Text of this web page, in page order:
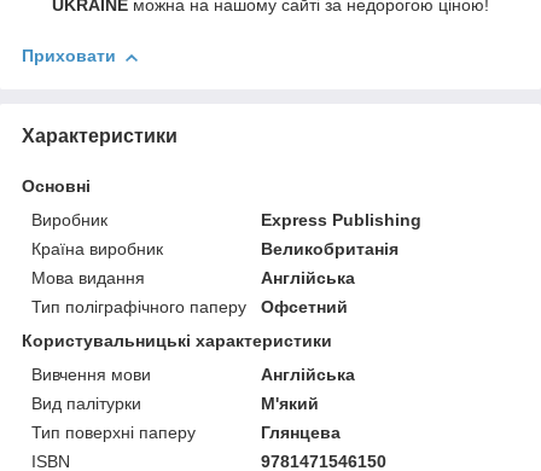
UKRAINE можна на нашому сайті за недорогою ціною!
Приховати
Характеристики
Основні
Виробник
Express Publishing
Країна виробник
Великобританія
Мова видання
Англійська
Тип поліграфічного паперу
Офсетний
Користувальницькі характеристики
Вивчення мови
Англійська
Вид палітурки
М'який
Тип поверхні паперу
Глянцева
ISBN
9781471546150